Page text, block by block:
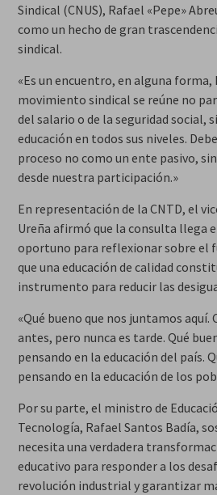
Sindical (CNUS), Rafael «Pepe»
como un hecho de gran
sindical.
«Es un encuentro, en alguna
movimiento sindical se reúne no
del salario o de la seguridad social,
educación en todos sus niveles.
proceso no como un ente pasivo,
desde nuestra participación.»
En representación de la CNTD, el
Ureña afirmó que la consulta llega
oportuno para reflexionar sobre el
que una educación de calidad
instrumento para reducir las
«Qué bueno que nos juntamos aquí.
antes, pero nunca es tarde. Qué
pensando en la educación del país.
pensando en la educación de los
Por su parte, el ministro de
Tecnología, Rafael Santos Badía,
necesita una verdadera
educativo para responder a los
revolución industrial y garantizar